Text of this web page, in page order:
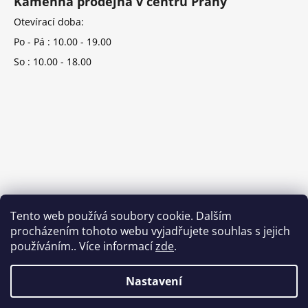
Tento web používá soubory cookie. Dalším
procházením tohoto webu vyjadřujete souhlas s jejich
používáním.. Více informacízde.
Nastavení
Otevírací doba:
Po - Pá : 10.00 - 19.00
So : 10.00 - 18.00